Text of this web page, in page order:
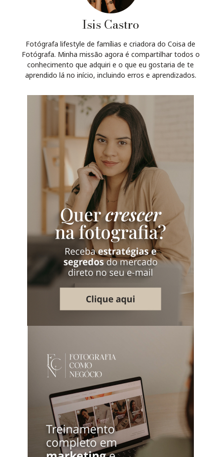
Isis Castro
Fotógrafa lifestyle de famílias e criadora do Coisa de
Fotógrafa. Minha missão agora é compartilhar todos o
conhecimento que adquiri e o que eu gostaria de te
aprendido lá no início, incluindo erros e aprendizados.